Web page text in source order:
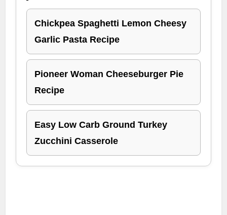
Chickpea Spaghetti Lemon Cheesy
Garlic Pasta Recipe
Pioneer Woman Cheeseburger Pie
Recipe
Easy Low Carb Ground Turkey
Zucchini Casserole